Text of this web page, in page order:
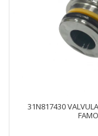
31N817430